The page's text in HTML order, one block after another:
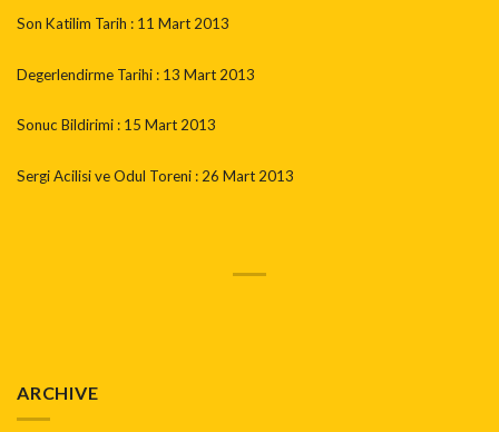
Son Katilim Tarih : 11 Mart 2013
Degerlendirme Tarihi : 13 Mart 2013
Sonuc Bildirimi : 15 Mart 2013
Sergi Acilisi ve Odul Toreni : 26 Mart 2013
ARCHIVE